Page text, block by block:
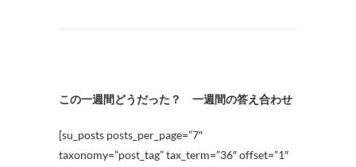
この一週間どうだった？ 一週間の答え合わせ
[su_posts posts_per_page=”7″
taxonomy=”post_tag” tax_term=”36″ offset=”1″